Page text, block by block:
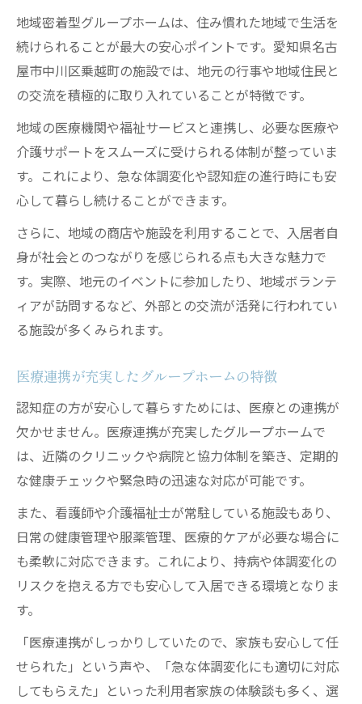
地域密着型グループホームは、住み慣れた地域で生活を
続けられることが最大の安心ポイントです。愛知県名古
屋市中川区乗越町の施設では、地元の行事や地域住民と
の交流を積極的に取り入れていることが特徴です。
地域の医療機関や福祉サービスと連携し、必要な医療や
介護サポートをスムーズに受けられる体制が整っていま
す。これにより、急な体調変化や認知症の進行時にも安
心して暮らし続けることができます。
さらに、地域の商店や施設を利用することで、入居者自
身が社会とのつながりを感じられる点も大きな魅力で
す。実際、地元のイベントに参加したり、地域ボランテ
ィアが訪問するなど、外部との交流が活発に行われてい
る施設が多くみられます。
医療連携が充実したグループホームの特徴
認知症の方が安心して暮らすためには、医療との連携が
欠かせません。医療連携が充実したグループホームで
は、近隣のクリニックや病院と協力体制を築き、定期的
な健康チェックや緊急時の迅速な対応が可能です。
また、看護師や介護福祉士が常駐している施設もあり、
日常の健康管理や服薬管理、医療的ケアが必要な場合に
も柔軟に対応できます。これにより、持病や体調変化の
リスクを抱える方でも安心して入居できる環境となりま
す。
「医療連携がしっかりしていたので、家族も安心して任
せられた」という声や、「急な体調変化にも適切に対応
してもらえた」といった利用者家族の体験談も多く、選